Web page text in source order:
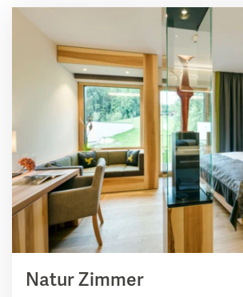
Bibliothek „LiterArt“
Lofts
Suiten
Zimmer & Suiten mit Whirlpool
Natur Zimmer